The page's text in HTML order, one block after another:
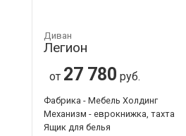
Диван
Легион
от 27 780 руб.
Фабрика - Мебель Холдинг
Механизм - еврокнижка, тахта
Ящик для белья